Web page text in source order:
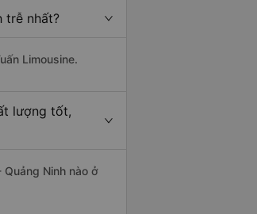
trễ nhất?
Limousine.
lượng tốt,
Ninh nào ở